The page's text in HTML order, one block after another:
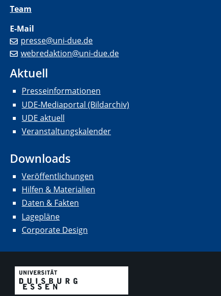
Team
E-Mail
presse@uni-due.de
webredaktion@uni-due.de
Aktuell
Presseinformationen
UDE-Mediaportal (Bildarchiv)
UDE aktuell
Veranstaltungskalender
Downloads
Veröffentlichungen
Hilfen & Materialien
Daten & Fakten
Lagepläne
Corporate Design